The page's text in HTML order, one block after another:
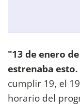
"13 de enero
estrenaba esto.
cumplir 19, el
horario del